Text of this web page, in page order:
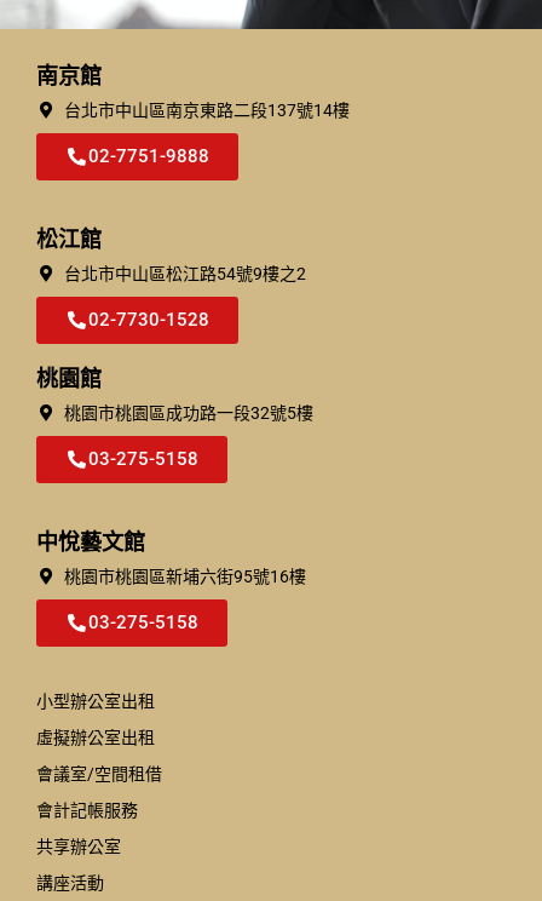
南京館
台北市中山區南京東路二段137號14樓
02-7751-9888
松江館
台北市中⼭區松江路54號9樓之2
02-7730-1528
桃園館
桃園市桃園區成功路一段32號5樓​
03-275-5158
中悅藝文館
桃園市桃園區新埔六街95號16樓
03-275-5158
小型辦公室出租
虛擬辦公室出租
會議室/空間租借
會計記帳服務
共享辦公室
講座活動